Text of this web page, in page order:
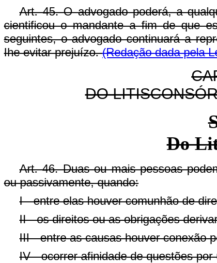
Art. 45. O advogado poderá, a
cientificou o mandante a fim de que
seguintes, o advogado continuará a
Ihe evitar prejuízo.(Redação dada pela
DO
Do
Art. 46. Duas ou mais pessoas
ou passivamente, quando:
I - entre elas houver comunhão de
II - os direitos ou as obrigações
III - entre as causas houver conexão
IV - ocorrer afinidade de questões